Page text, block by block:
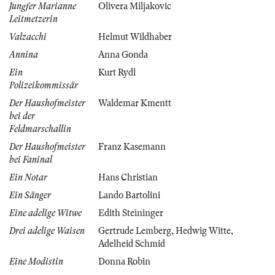
Jungfer Marianne
Leitmetzerin
Olivera Miljakovic
Valzacchi
Helmut Wildhaber
Annina
Anna Gonda
Ein
Polizeikommissär
Kurt Rydl
Der Haushofmeister
bei der
Feldmarschallin
Waldemar Kmentt
Der Haushofmeister
bei Faninal
Franz Kasemann
Ein Notar
Hans Christian
Ein Sänger
Lando Bartolini
Eine adelige Witwe
Edith Steininger
Drei adelige Waisen
Gertrude Lemberg, Hedwig Witte,
Adelheid Schmid
Eine Modistin
Donna Robin